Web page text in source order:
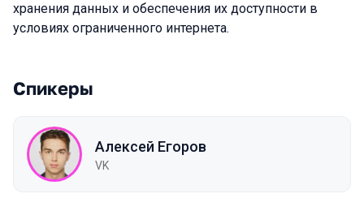
хранения данных и обеспечения их доступности в
условиях ограниченного интернета.
Спикеры
Алексей Егоров
VK